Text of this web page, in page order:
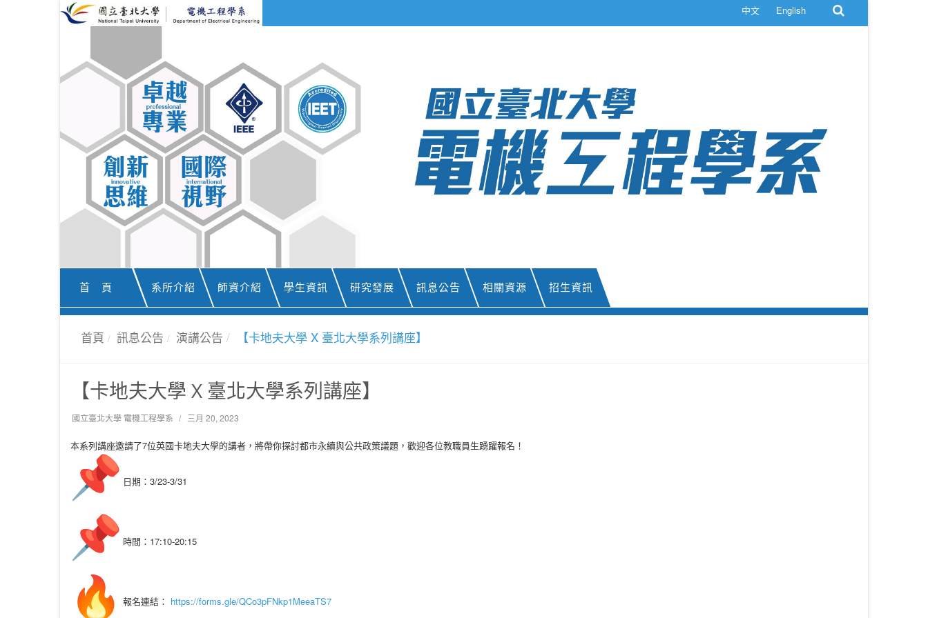
中文 English
首 頁 系所介紹 師資介紹 學生資訊 研究發展 訊息公告 相關資源 招生資訊
首頁 訊息公告 演講公告 【卡地夫大學 X 臺北大學系列講座】
【卡地夫大學 X 臺北大學系列講座】
國立臺北大學 電機工程學系 三月 20, 2023
本系列講座邀請了7位英國卡地夫大學的講者，將帶你探討都市永續與公共政策議題，歡迎各位教職員生踴躍報名！
日期：3/23-3/31
時間：17:10-20:15
報名連結： https://forms.gle/QCo3pFNkp1MeeaTS7